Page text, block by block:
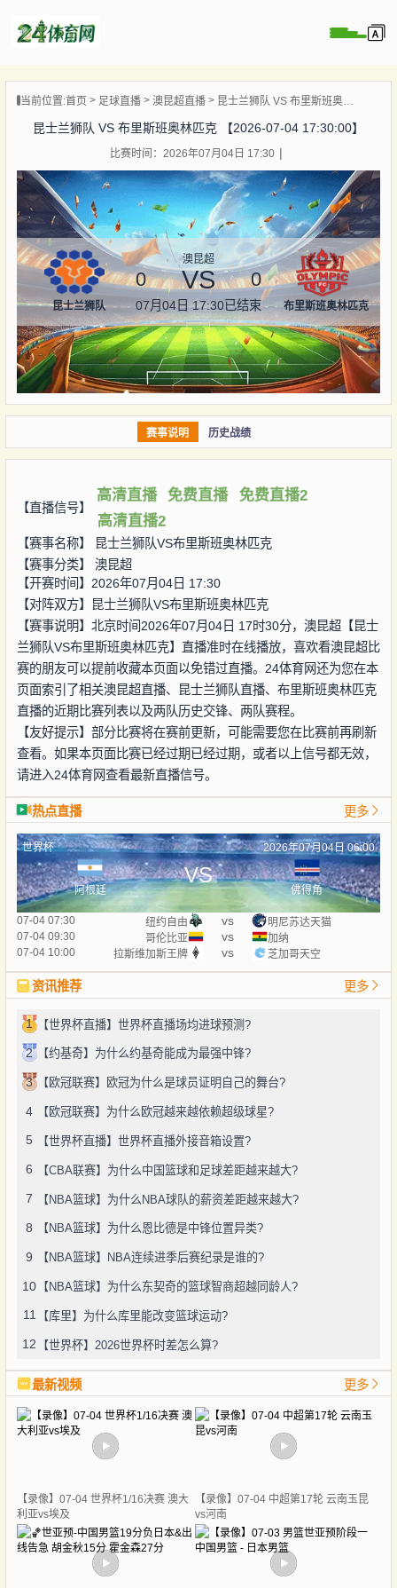
播
播
播
当前位置:首页 足球直播 澳昆超直播 昆士兰狮队 VS 布里斯班奥林匹克 【2026-07-04 17:30:00】
昆士兰狮队 VS 布里斯班奥林匹克 【2026-07-04 17:30:00】
比赛时间：2026年07月04日 17:30
昆士兰狮队
澳昆超
0 VS 0
07月04日 17:30已结束 布里斯班奥林匹克
赛事说明 历史战绩
【直播信号】
高清直播 免费直播
免费直播2
高清直播2
【赛事名称】
昆士兰狮队VS布里斯班奥林匹克
【赛事分类】 澳昆超
【开赛时间】2026年07月04日 17:30
【对阵双方】
昆士兰狮队VS布里斯班奥林匹克
【赛事说明】北京时间2026年07月04日 17时30分，澳昆超【昆士
兰狮队VS布里斯班奥林匹克】直播准时在线播放，喜欢看澳昆超比
赛的朋友可以提前收藏本页面以免错过直播。24体育网还为您在本
页面索引了相关澳昆超直播、昆士兰狮队直播、布里斯班奥林匹克
直播的近期比赛列表以及两队历史交锋、两队赛程。
【友好提示】部分比赛将在赛前更新，可能需要您在比赛前再刷新
查看。如果本页面比赛已经过期已经过期，或者以上信号都无效，
请进入24体育网查看最新直播信号。
热点直播 更多
世界杯 2026年07月04日 06:00
阿根廷
VS
佛得角
07-04 07:30 纽约自由 vs
明尼苏达天猫
07-04 09:30
哥伦比亚 vs
加纳
07-04 10:00
拉斯维加斯王牌 vs 芝加哥天空
资讯推荐 更多
1 【世界杯直播】世界杯直播场均进球预测?
2 【约基奇】为什么约基奇能成为最强中锋?
3 【欧冠联赛】欧冠为什么是球员证明自己的舞台?
4 【欧冠联赛】为什么欧冠越来越依赖超级球星?
5 【世界杯直播】世界杯直播外接音箱设置?
6 【CBA联赛】为什么中国篮球和足球差距越来越大?
7 【NBA篮球】为什么NBA球队的薪资差距越来越大?
8 【NBA篮球】为什么恩比德是中锋位置异类?
9 【NBA篮球】NBA连续进季后赛纪录是谁的?
10 【NBA篮球】为什么东契奇的篮球智商超越同龄人?
11 【库里】为什么库里能改变篮球运动?
12 【世界杯】2026世界杯时差怎么算?
最新视频 更多
【录像】07-04 世界杯1/16决赛 澳大
利亚vs埃及
【录像】07-04 中超第17轮 云南玉昆
vs河南